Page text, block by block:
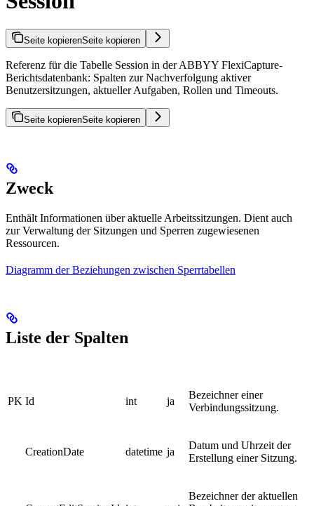
Seite kopierenSeite kopieren
Referenz für die Tabelle Session in der ABBYY FlexiCapture-
Berichtsdatenbank: Spalten zur Nachverfolgung aktiver
Benutzersitzungen, aktueller Aufgaben, Rollen und Timeouts.
Seite kopierenSeite kopieren
Zweck
Enthält Informationen über aktuelle Arbeitssitzungen. Dient auch
zur Verwaltung der Sitzungen und Sperren zugewiesenen
Ressourcen.
Diagramm der Beziehungen zwischen Sperrtabellen
Liste der Spalten
PK Id int ja
Bezeichner einer
Verbindungssitzung.
CreationDate datetime ja
Datum und Uhrzeit der
Erstellung einer Sitzung.
Bezeichner der aktuellen